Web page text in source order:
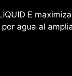
E
agua al